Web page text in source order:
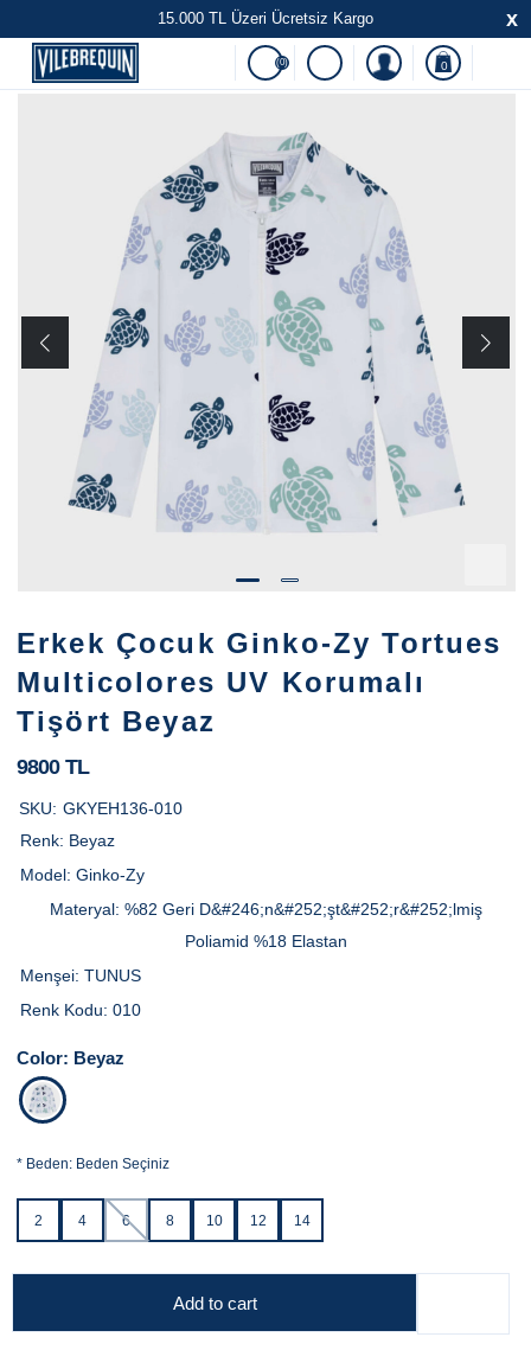
15.000 TL Üzeri Ücretsiz Kargo x
(0) 0
Erkek Çocuk Ginko-Zy Tortues
Multicolores UV Korumalı
Tişört Beyaz
9800 TL
SKU: GKYEH136-010
Renk: Beyaz
Model: Ginko-Zy
Materyal: %82 Geri D&#246;n&#252;şt&#252;r&#252;lmiş
Poliamid %18 Elastan
Menşei: TUNUS
Renk Kodu: 010
Color: Beyaz
* Beden: Beden Seçiniz
2 4 6 8 10 12 14
Add to cart